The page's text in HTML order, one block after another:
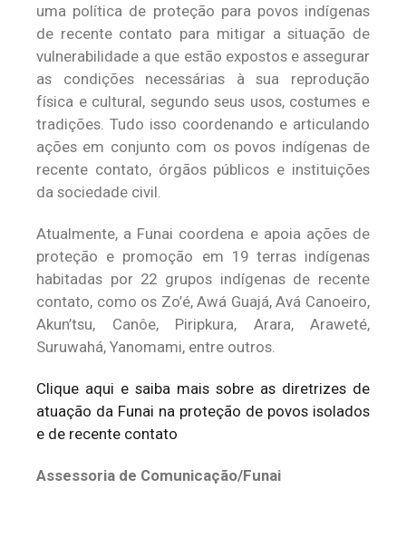
uma política de proteção para povos indígenas
de recente contato para mitigar a situação de
vulnerabilidade a que estão expostos e assegurar
as condições necessárias à sua reprodução
física e cultural, segundo seus usos, costumes e
tradições. Tudo isso coordenando e articulando
ações em conjunto com os povos indígenas de
recente contato, órgãos públicos e instituições
da sociedade civil.
Atualmente, a Funai coordena e apoia ações de
proteção e promoção em 19 terras indígenas
habitadas por 22 grupos indígenas de recente
contato, como os Zo’é, Awá Guajá, Avá Canoeiro,
Akun’tsu, Canôe, Piripkura, Arara, Araweté,
Suruwahá, Yanomami, entre outros.
Clique aqui e saiba mais sobre as diretrizes de
atuação da Funai na proteção de povos isolados
e de recente contato
Assessoria de Comunicação/Funai